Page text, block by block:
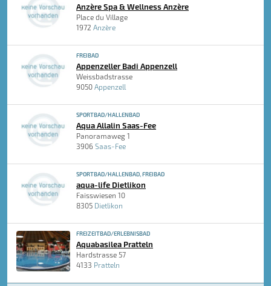
Anzère Spa & Wellness Anzère
Place du Village
1972 Anzère
FREIBAD
Appenzeller Badi Appenzell
Weissbadstrasse
9050 Appenzell
SPORTBAD/HALLENBAD
Aqua Allalin Saas-Fee
Panoramaweg 1
3906 Saas-Fee
SPORTBAD/HALLENBAD, FREIBAD
aqua-life Dietlikon
Faisswiesen 10
8305 Dietlikon
FREIZEITBAD/ERLEBNISBAD
Aquabasilea Pratteln
Hardstrasse 57
4133 Pratteln